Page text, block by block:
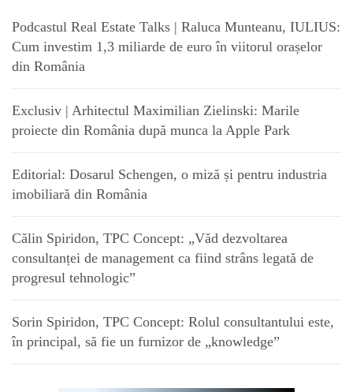
Podcastul Real Estate Talks | Raluca Munteanu, IULIUS:
Cum investim 1,3 miliarde de euro în viitorul orașelor
din România
Exclusiv | Arhitectul Maximilian Zielinski: Marile
proiecte din România după munca la Apple Park
Editorial: Dosarul Schengen, o miză și pentru industria
imobiliară din România
Călin Spiridon, TPC Concept: „Văd dezvoltarea
consultanței de management ca fiind strâns legată de
progresul tehnologic”
Sorin Spiridon, TPC Concept: Rolul consultantului este,
în principal, să fie un furnizor de „knowledge”